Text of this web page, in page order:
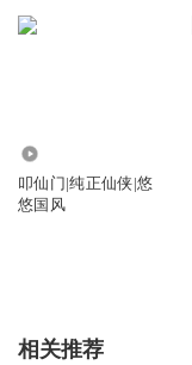
叩仙门|纯正仙侠|悠
悠国风
相关推荐